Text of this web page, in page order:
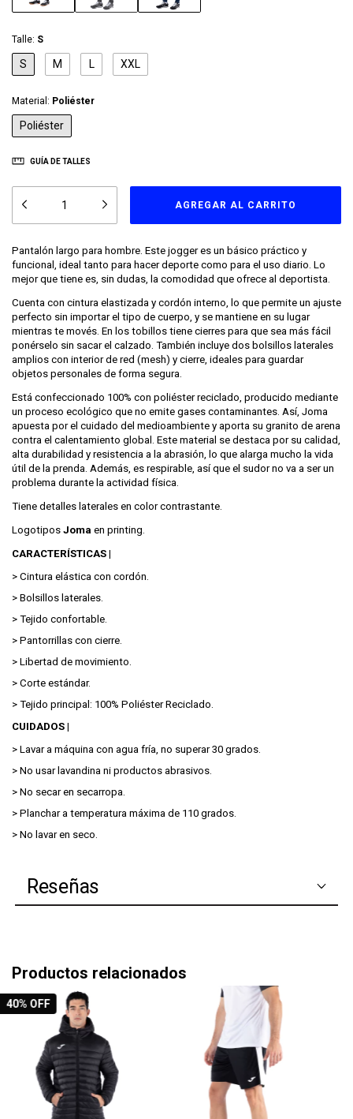
Talle: S
S M L XXL
Material: Poliéster
Poliéster
GUÍA DE TALLES
Pantalón largo para hombre. Este jogger es un básico práctico y
funcional, ideal tanto para hacer deporte como para el uso diario. Lo
mejor que tiene es, sin dudas, la comodidad que ofrece al deportista.
Cuenta con cintura elastizada y cordón interno, lo que permite un ajuste
perfecto sin importar el tipo de cuerpo, y se mantiene en su lugar
mientras te movés. En los tobillos tiene cierres para que sea más fácil
ponérselo sin sacar el calzado. También incluye dos bolsillos laterales
amplios con interior de red (mesh) y cierre, ideales para guardar
objetos personales de forma segura.
Está confeccionado 100% con poliéster reciclado, producido mediante
un proceso ecológico que no emite gases contaminantes. Así, Joma
apuesta por el cuidado del medioambiente y aporta su granito de arena
contra el calentamiento global. Este material se destaca por su calidad,
alta durabilidad y resistencia a la abrasión, lo que alarga mucho la vida
útil de la prenda. Además, es respirable, así que el sudor no va a ser un
problema durante la actividad física.
Tiene detalles laterales en color contrastante.
Logotipos Joma en printing.
CARACTERÍSTICAS |
> Cintura elástica con cordón.
> Bolsillos laterales.
> Tejido confortable.
> Pantorrillas con cierre.
> Libertad de movimiento.
> Corte estándar.
> Tejido principal: 100% Poliéster Reciclado.
CUIDADOS |
> Lavar a máquina con agua fría, no superar 30 grados.
> No usar lavandina ni productos abrasivos.
> No secar en secarropa.
> Planchar a temperatura máxima de 110 grados.
> No lavar en seco.
Reseñas
Productos relacionados
40% OFF